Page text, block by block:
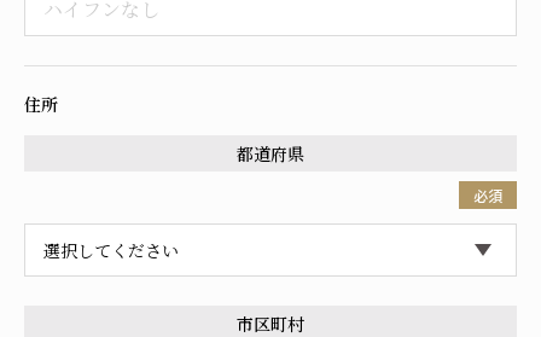
住所
都道府県
必須
市区町村